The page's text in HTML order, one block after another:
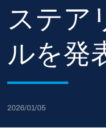
お問い合わせ
ステア
ルを発
2026/01/05